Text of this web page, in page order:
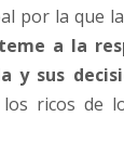
por la que
a la
y sus
ricos de